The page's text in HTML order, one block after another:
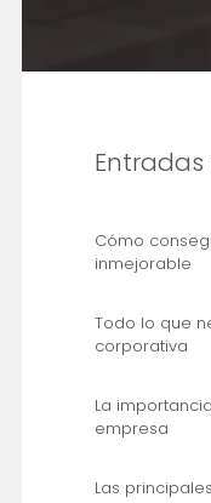
Entradas
Cómo
inmejorable
Todo lo que
corporativa
La
empresa
Las